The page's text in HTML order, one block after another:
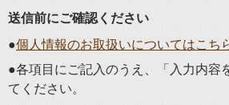
送信前にご確認ください
●個人情報のお取扱いについてはこち
●各項目にご記入のうえ、「入力内容
てください。